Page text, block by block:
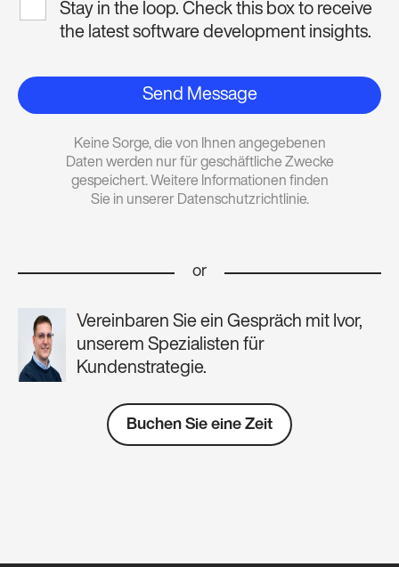
Stay in the loop. Check this box to receive
the latest software development insights.
Send Message
Keine Sorge, die von Ihnen angegebenen
Daten werden nur für geschäftliche Zwecke
gespeichert. Weitere Informationen finden
Sie in unserer Datenschutzrichtlinie.
or
Vereinbaren Sie ein Gespräch mit Ivor,
unserem Spezialisten für
Kundenstrategie.
Buchen Sie eine Zeit